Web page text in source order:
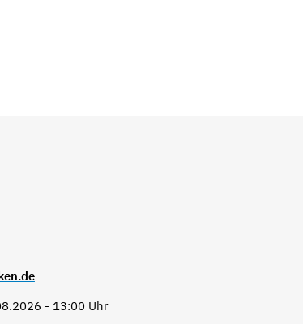
- 13:00 Uhr